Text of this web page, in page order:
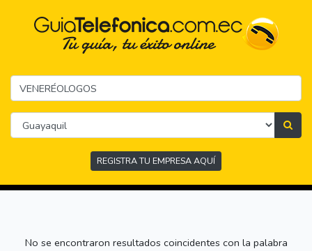
REGISTRA TU EMPRESA AQUÍ
No se encontraron resultados coincidentes con la palabra